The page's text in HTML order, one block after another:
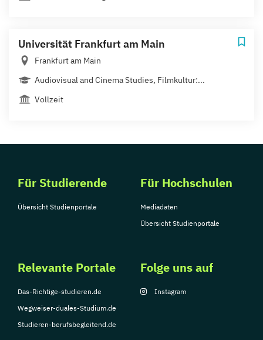
Universität Frankfurt am Main
Frankfurt am Main
Audiovisual and Cinema Studies, Filmkultur:...
Vollzeit
Für Studierende
Übersicht Studienportale
Für Hochschulen
Mediadaten
Übersicht Studienportale
Relevante Portale
Das-Richtige-studieren.de
Wegweiser-duales-Studium.de
Studieren-berufsbegleitend.de
Folge uns auf
Instagram